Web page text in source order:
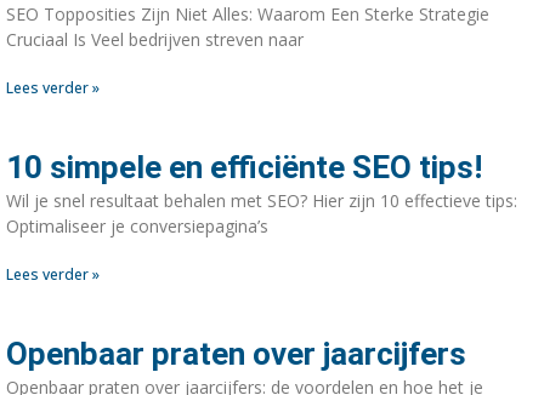
SEO Topposities Zijn Niet Alles: Waarom Een Sterke Strategie
Cruciaal Is Veel bedrijven streven naar
Lees verder »
10 simpele en efficiënte SEO tips!
Wil je snel resultaat behalen met SEO? Hier zijn 10 effectieve tips:
Optimaliseer je conversiepagina’s
Lees verder »
Openbaar praten over jaarcijfers
Openbaar praten over jaarcijfers: de voordelen en hoe het je